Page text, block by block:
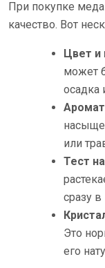
При покупке
качество. Вот
Цвет и
может
осадка
Аромат
или
Тест
сразу в
Это
его